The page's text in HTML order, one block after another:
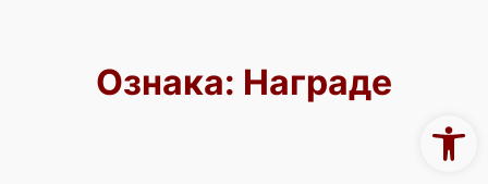
Ознака: Награде